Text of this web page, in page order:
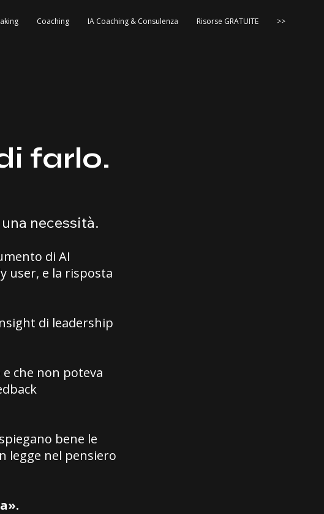
Coaching IA Coaching & Consulenza Risorse GRATUITE >>
farlo.
necessità.
di AI
user, e la risposta
di leadership
che non poteva
bene le
legge nel pensiero